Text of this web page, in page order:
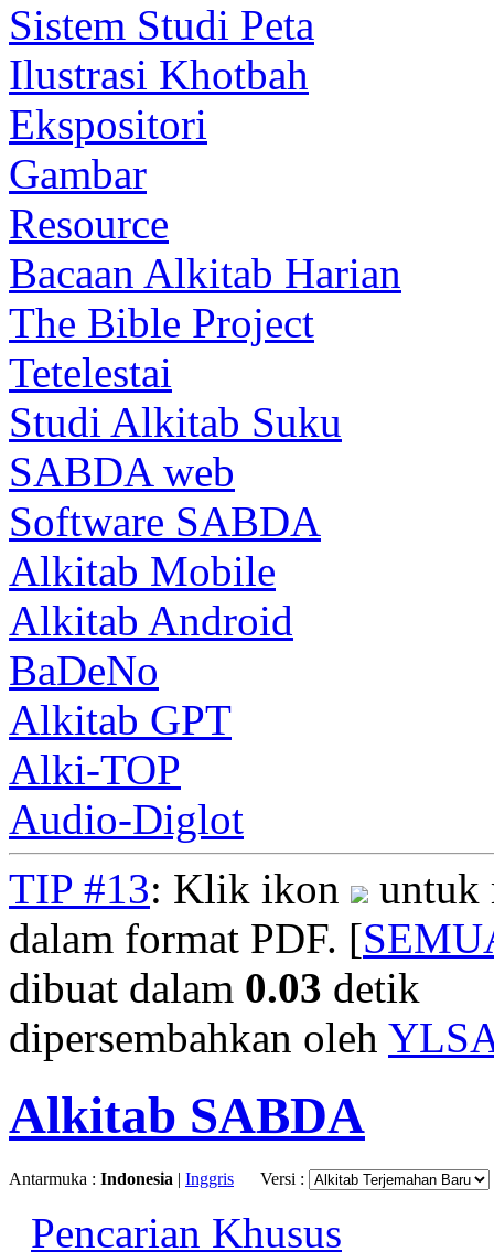
Sistem Studi Peta
Ilustrasi Khotbah
Ekspositori
Gambar
Resource
Bacaan Alkitab Harian
The Bible Project
Tetelestai
Studi Alkitab Suku
SABDA web
Software SABDA
Alkitab Mobile
Alkitab Android
BaDeNo
Alkitab GPT
Alki-TOP
Audio-Diglot
TIP #13: Klik ikon
untuk
dalam format PDF. [
dibuat dalam 0.03 detik
dipersembahkan oleh
Alkitab SABDA
Antarmuka : Indonesia | Inggris Versi :
Pencarian Khusus